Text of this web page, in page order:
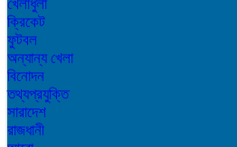
খেলাধুলা
ক্রিকেট
ফুটবল
অন্যান্য খেলা
বিনোদন
তথ্যপ্রযুক্তি
সারাদেশ
রাজধানী